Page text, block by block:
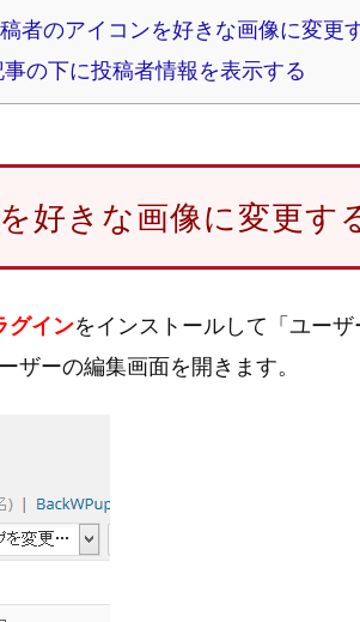
者のアイコンを好きな画像に変更
事の下に投稿者情報を表示する
好きな画像に変更す
グインをインストールして「ユー
ザーの編集画面を開きます。